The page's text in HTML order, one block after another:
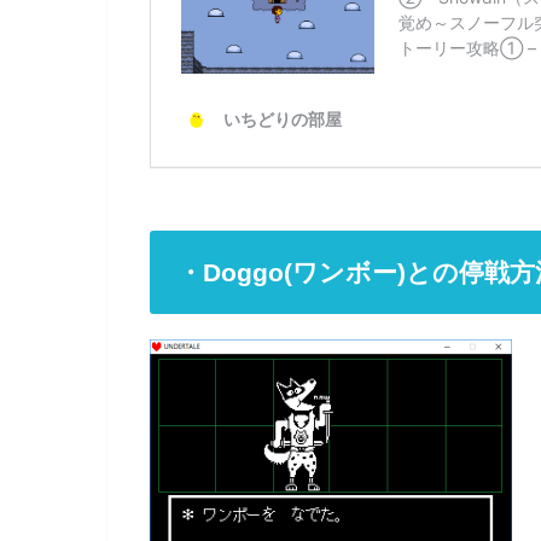
・Doggo(ワンボー)との停戦方